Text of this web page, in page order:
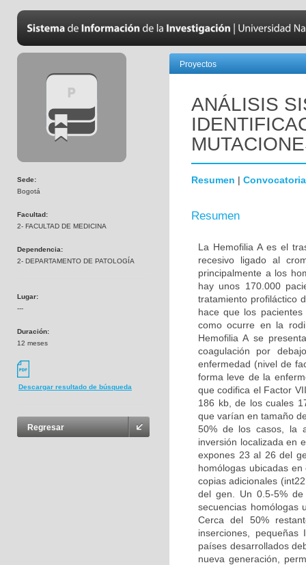
Sede:
Bogotá
Facultad:
2- FACULTAD DE MEDICINA
Dependencia:
2- DEPARTAMENTO DE PATOLOGÍA
Lugar:
---
Duración:
12 meses
Descargar resultado de búsqueda
Regresar
Proyectos
ANÁLISIS
Resumen | Convocatoria
Resumen
La Hemofilia A es el
recesivo ligado al
principalmente a los
hay unos 170.000
tratamiento profiláctico
hace que los
como ocurre en la
Hemofilia A se
coagulación por
enfermedad (nivel de
forma leve de la
que codifica el Factor
186 kb, de los cuales
que varían en tamaño
50% de los casos, la
inversión localizada en
expones 23 al 26 del
homólogas ubicadas
copias adicionales
del gen. Un 0.5-5%
secuencias homólogas
Cerca del 50%
inserciones,
países desarrollados
nueva generación,